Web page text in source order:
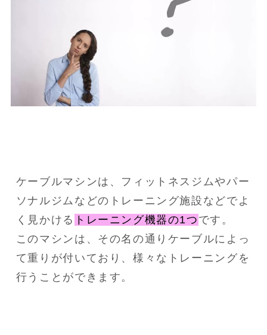
ケーブルマシンは、フィットネスジムやパー
ソナルジムなどのトレーニング施設などでよ
く見かける トレーニング機器の1つ です。
このマシンは、その名の通りケーブルによっ
て重りが付いており、様々なトレーニングを
行うことができます。